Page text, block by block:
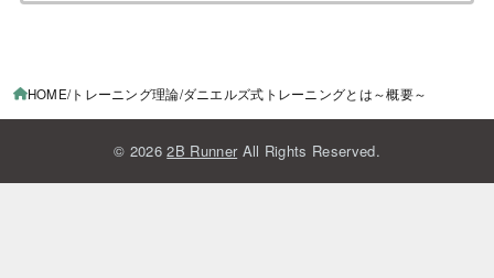
HOME トレーニング理論 ダニエルズ式トレーニングとは～概要～
© 20262B RunnerAll Rights Reserved.